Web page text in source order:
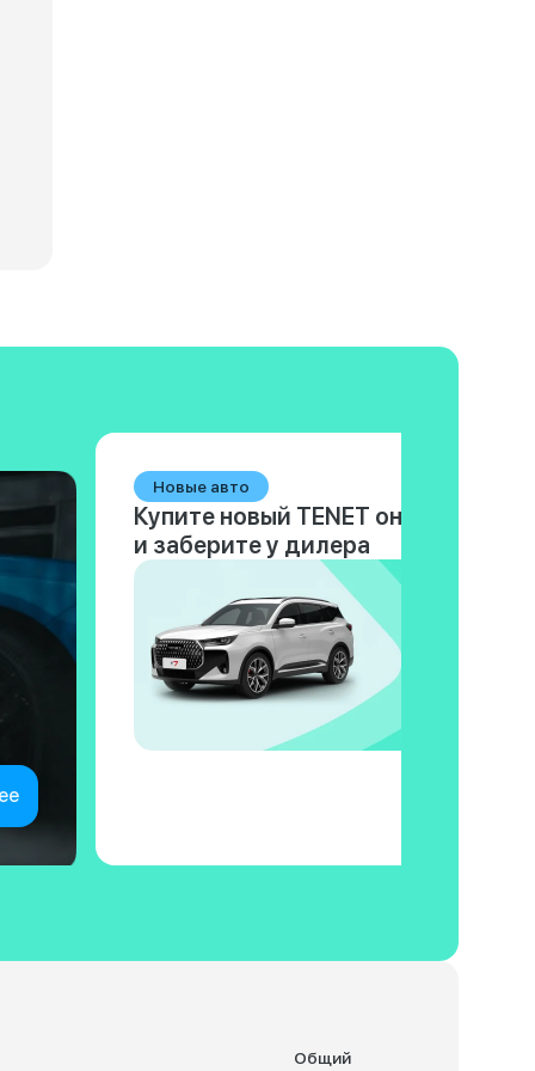
Новые авто
Купите новый TENET онлайн
и заберите у дилера
Общий